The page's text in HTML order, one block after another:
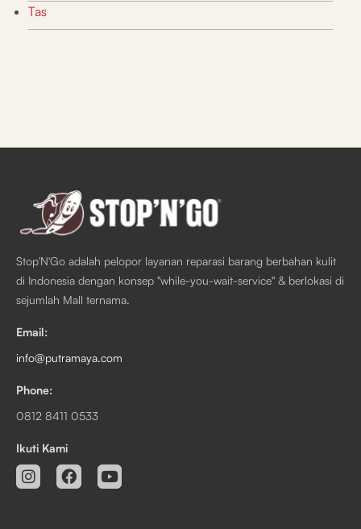
Tas
Stop'N'Go adalah pelopor layanan reparasi barang berbahan kulit
di Indonesia dengan konsep "while-you-wait-service" & berlokasi di
sejumlah Mall ternama.
Email:
info@putramaya.com
Phone:
0812 8411 0533
Ikuti Kami